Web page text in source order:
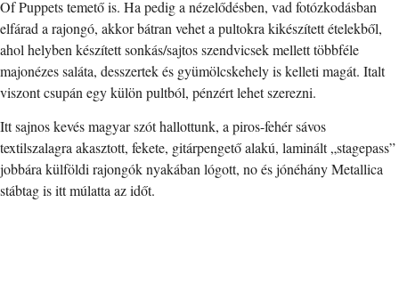
Of Puppets temető is. Ha pedig a nézelődésben, vad fotózkodásban
elfárad a rajongó, akkor bátran vehet a pultokra kikészített ételekből,
ahol helyben készített sonkás/sajtos szendvicsek mellett többféle
majonézes saláta, desszertek és gyümölcskehely is kelleti magát. Italt
viszont csupán egy külön pultból, pénzért lehet szerezni.
Itt sajnos kevés magyar szót hallottunk, a piros-fehér sávos
textilszalagra akasztott, fekete, gitárpengető alakú, laminált „stagepass”
jobbára külföldi rajongók nyakában lógott, no és jónéhány Metallica
stábtag is itt múlatta az időt.